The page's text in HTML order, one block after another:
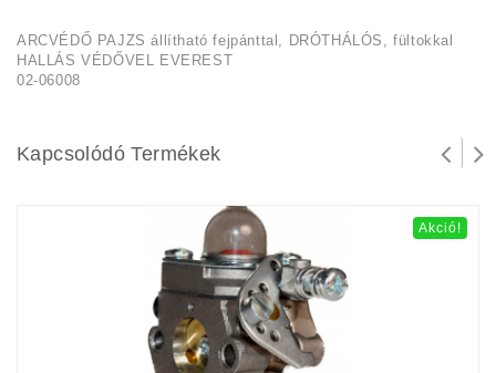
ARCVÉDŐ PAJZS állítható fejpánttal, DRÓTHÁLÓS, fültokkal
HALLÁS VÉDŐVEL EVEREST
02-06008
Kapcsolódó Termékek
Akció!